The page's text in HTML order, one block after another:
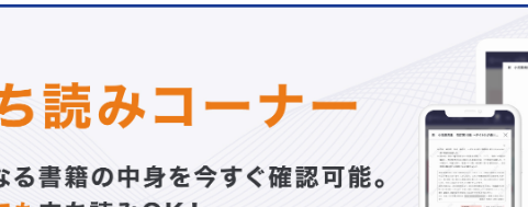
「多発外傷」の救急画像【中澤佳穂子】
連載
膵頭部腫瘍を指摘された60歳代男性【関 晃吉，井上明星】
1カ月続く乾性咳嗽を主訴に受診した60歳代女性【靏蒔 望，西村